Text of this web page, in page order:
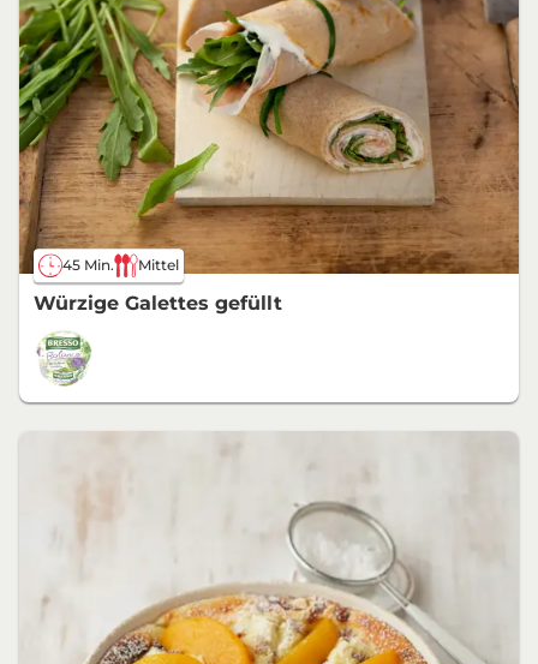
45 Min. Mittel
Würzige Galettes gefüllt